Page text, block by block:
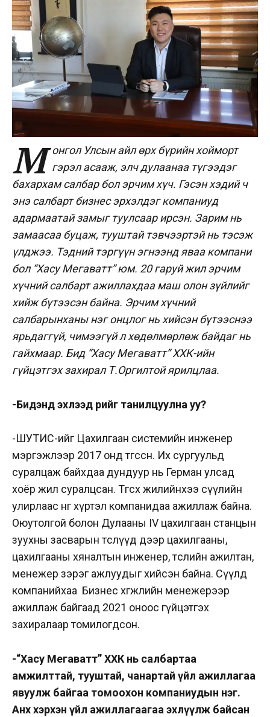
М онгол Улсын айл өрх бүрийн хойморт
гэрэл асааж, элч дулаанаа түгээдэг
бахархам салбар бол эрчим хүч. Гэсэн хэдий ч
энэ салбарт бизнес эрхэлдэг компаниуд
адармаатай замыг туулсаар ирсэн. Зарим нь
замаасаа буцаж, тууштай тэвчээртэй нь тэсэж
үлджээ. Тэдний тэргүүн эгнээнд яваа компани
бол “Хасу Мегаватт” юм. 20 гаруй жил эрчим
хүчний салбарт ажиллахдаа маш олон зүйлийг
хийж бүтээсэн байна. Эрчим хүчний
салбарынханы нэг онцлог нь хийсэн бүтээснээ
ярьдаггүй, чимээгүй л хөдөлмөрлөж байдаг нь
гайхмаар. Бид “Хасу Мегаватт” ХХК-ийн
гүйцэтгэх захирал Т.Оргилтой ярилцлаа.
-Бидэнд эхлээд өөрийгөө танилцуулна уу?
-ШУТИС-ийг Цахилгаан системийн инженер
мэргэжлээр 2017 онд төгссөн. Их сургуульд
суралцаж байхдаа дундуур нь Герман улсад
хоёр жил суралцсан. Төгсөх жилийнхээ сүүлийн
улирлаас өнөөг хүртэл компанидаа ажиллаж байна.
Оюутолгой болон Дулааны IV цахилгаан станцын
зуухны засварын төслүүд дээр цахилгааны,
цахилгааны хяналтын инженер, төслийн ажилтан,
менежер зэрэг ажлуудыг хийсэн байна. Сүүлд
компанийхаа Бизнес хөгжлийн менежерээр
ажиллаж байгаад 2021 оноос гүйцэтгэх
захиралаар томилогдсон.
-“Хасу Мегаватт” ХХК нь салбартаа
амжилттай, тууштай, чанартай үйл ажиллагаа
явуулж байгаа томоохон компаниудын нэг.
Анх хэрхэн үйл ажиллагаагаа эхлүүлж байсан